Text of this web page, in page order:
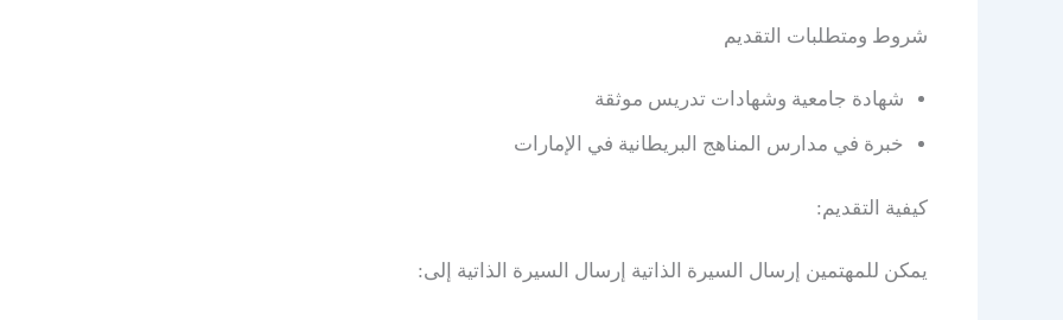
شروط ومتطلبات التقديم
شهادة جامعية وشهادات تدريس موثقة
خبرة في مدارس المناهج البريطانية في الإمارات
كيفية التقديم:
يمكن للمهتمين إرسال السيرة الذاتية إرسال السيرة الذاتية إلى: